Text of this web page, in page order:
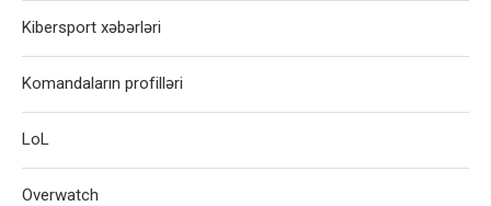
Kibersport xəbərləri
Komandaların profilləri
LoL
Overwatch